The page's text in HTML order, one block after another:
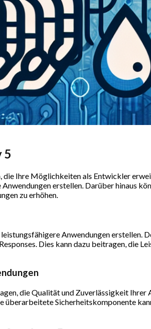
5
Ihre Möglichkeiten als Entwickler
erstellen. Darüber hinaus
zu erhöhen.
Anwendungen erstellen.
Dies kann dazu beitragen, die
die Qualität und Zuverlässigkeit Ihrer
überarbeitete Sicherheitskomponente